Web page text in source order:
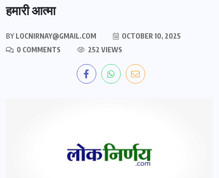
हमारी आत्मा
BY LOCNIRNAY@GMAIL.COM
OCTOBER 10, 2025
0 COMMENTS
252 VIEWS